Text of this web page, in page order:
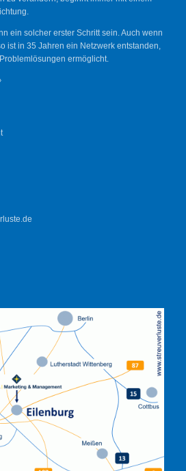
ein solcher erster Schritt sein. Auch wenn
ist in 35 Jahren ein Netzwerk entstanden,
ermöglicht.